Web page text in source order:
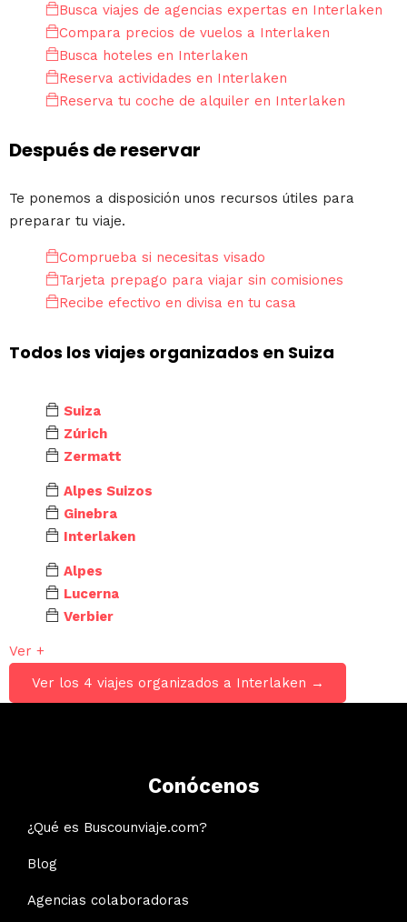
Busca viajes de agencias expertas en Interlaken
Compara precios de vuelos a Interlaken
Busca hoteles en Interlaken
Reserva actividades en Interlaken
Reserva tu coche de alquiler en Interlaken
Después de reservar
Te ponemos a disposición unos recursos útiles para
preparar tu viaje.
Comprueba si necesitas visado
Tarjeta prepago para viajar sin comisiones
Recibe efectivo en divisa en tu casa
Todos los viajes organizados en Suiza
Suiza
Zúrich
Zermatt
Alpes Suizos
Ginebra
Interlaken
Alpes
Lucerna
Verbier
Ver +
Ver los 4 viajes organizados a Interlaken →
Conócenos
¿Qué es Buscounviaje.com?
Blog
Agencias colaboradoras